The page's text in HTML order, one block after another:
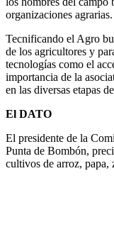
organizaciones agrarias.
Tecnificando el Agro
de los agricultores y
tecnologías como el
importancia de la
en las diversas etapas
El DATO
El presidente de la
Punta de Bombón,
cultivos de arroz, papa,